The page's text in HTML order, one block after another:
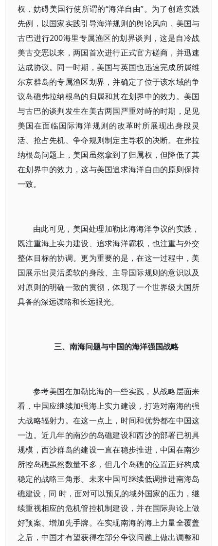
权，妨碍美国行使所谓的“海洋自由”。为了创造实践
先例，以国家实践引导海洋规则的舆论风向，美国与
古巴进行200海里专属渔区的划界谈判，这是自冷战
美古交恶以来，两国首次进行正式官方磋商，并迅速
达成协议。同一时期，美国与英国也迅速完成所属维
尔京群岛的专属渔区划界，并确定了位于该水域的争
议岛礁弗拉纳根岛的归属和其在划界中的效力。美国
与古巴的谈判发生在美古两国严重对峙的时期，足见
美国在面临国际海洋规则的改革时所展现出身段灵
活、抢占先机、争夺规则制定主导权的决断。在弗拉
纳根岛问题上，美国虽然拿到了归属权，但降低了其
在划界中的效力，这与美国追求海洋自由的原则保持
一致。
由此可见，美国处理加勒比海海洋争议的实践，
既注重海上实力建设、追求海洋霸权，也注重与外交
整体目标的协调。更为重要的是，在这一过程中，美
国展示出灵活柔软的身段、主导国际规则的意识以及
对原则的明确一致的贯彻，体现了一个世界级大国所
具备的深远谋略和长远眼光。
三、南海问题与中国的海洋强国战略
参考美国在加勒比海的一些实践，从战略层面来
看，中国应继续加强海上实力建设，打造对南海的强
大战略辐射力。在这一点上，时间和优势都在中国这
一边。近几年的南沙的岛礁建设和西沙的部署已初具
规模，西沙群岛的建设一直在稳步推进，中国在南沙
所控岛礁虽然数量不多，但几个岛礁的位置正好构成
稳定的战略三角形。未来中国可继续低调推进南海岛
礁建设，同 时，面对可以预见的域外国家的压力，继
续重视相应的危机管控机制建设，并在国际舆论上做
好预案、增加先手牌。在实现南海的海上力量全覆盖
之后，中国才有望获得在部分争议问题上做出调整和